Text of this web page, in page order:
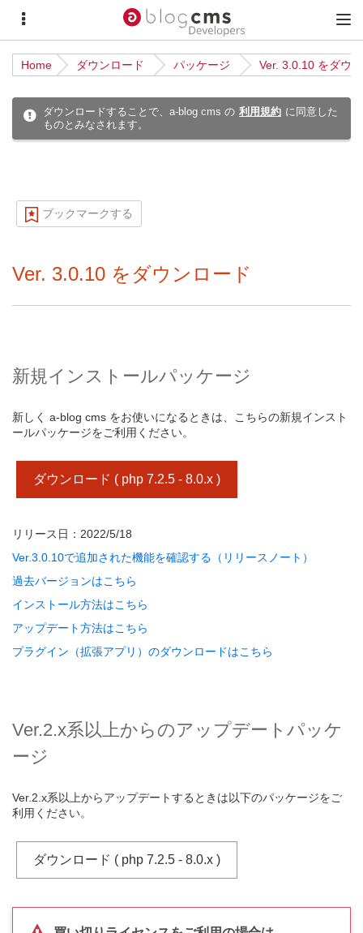
サ
イ
ド
メ
ニ
メ
イ
ン
メ
Home ダウンロード パッケージ Ver. 3.0.10 をダウ
ダウンロードすることで、a-blog cms の 利用規約 に同意した
ものとみなされます。
ブックマークする
Ver. 3.0.10 をダウンロード
新規インストールパッケージ
新しく a-blog cms をお使いになるときは、こちらの新規インスト
ールパッケージをご利用ください。
ダウンロード ( php 7.2.5 - 8.0.x )
リリース日：2022/5/18
Ver.3.0.10で追加された機能を確認する（リリースノート）
過去バージョンはこちら
インストール方法はこちら
アップデート方法はこちら
プラグイン（拡張アプリ）のダウンロードはこちら
Ver.2.x系以上からのアップデートパッケ
ージ
Ver.2.x系以上からアップデートするときは以下のパッケージをご
利用ください。
ダウンロード ( php 7.2.5 - 8.0.x )